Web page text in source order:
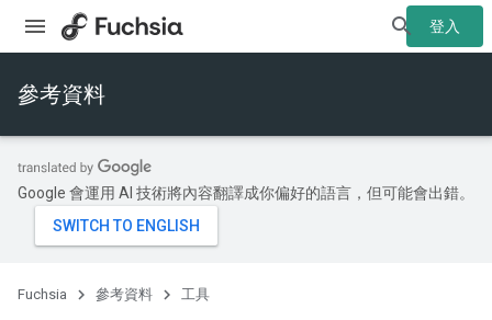
登入
參考資料
Google 會運用 AI 技術將內容翻譯成你偏好的語言，但可能會出錯。
Fuchsia 參考資料 工具